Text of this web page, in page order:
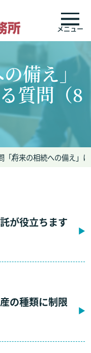
メニュー
備え」
質問（8
「将来の相続への備え」
が役立ちます
の種類に制限